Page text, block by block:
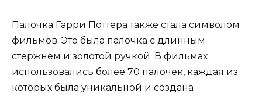
Палочка Гарри Поттера также стала символом
фильмов. Это была палочка с длинным
стержнем и золотой ручкой. В фильмах
использовались более 70 палочек, каждая из
которых была уникальной и создана